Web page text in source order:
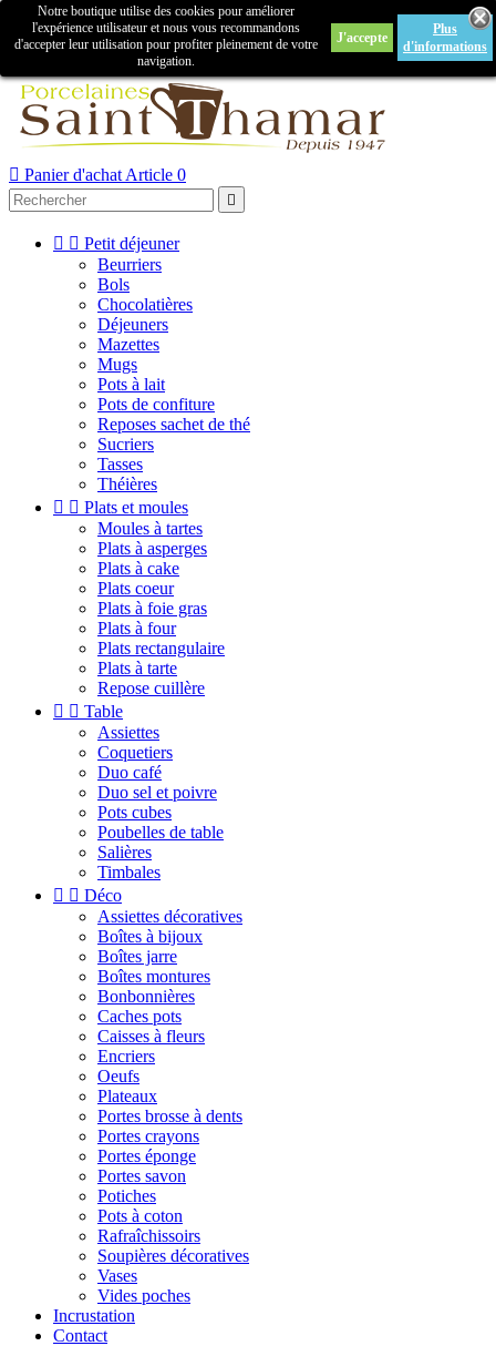
Créer un compteConnexion
 Panier d'achat Article 0

Notre boutique utilise des cookies pour améliorer
l'expérience utilisateur et nous vous recommandons
d'accepter leur utilisation pour profiter pleinement de votre
navigation.
J'accepte
Plus
d'informations
  Petit déjeuner
Beurriers
Bols
Chocolatières
Déjeuners
Mazettes
Mugs
Pots à lait
Pots de confiture
Reposes sachet de thé
Sucriers
Tasses
Théières
  Plats et moules
Moules à tartes
Plats à asperges
Plats à cake
Plats coeur
Plats à foie gras
Plats à four
Plats rectangulaire
Plats à tarte
Repose cuillère
  Table
Assiettes
Coquetiers
Duo café
Duo sel et poivre
Pots cubes
Poubelles de table
Salières
Timbales
  Déco
Assiettes décoratives
Boîtes à bijoux
Boîtes jarre
Boîtes montures
Bonbonnières
Caches pots
Caisses à fleurs
Encriers
Oeufs
Plateaux
Portes brosse à dents
Portes crayons
Portes éponge
Portes savon
Potiches
Pots à coton
Rafraîchissoirs
Soupières décoratives
Vases
Vides poches
Incrustation
Contact